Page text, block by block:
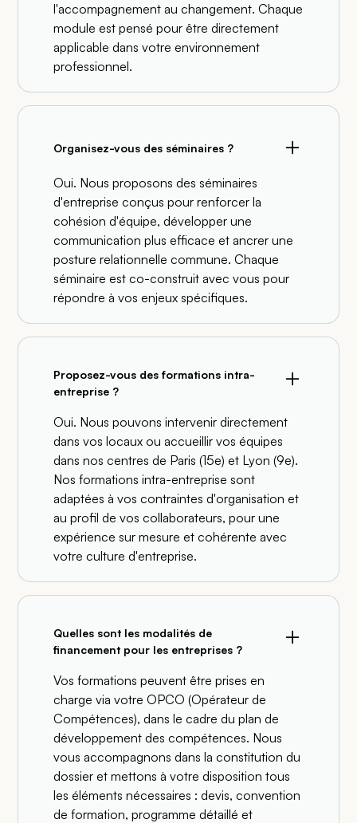
l'accompagnement au changement. Chaque
module est pensé pour être directement
applicable dans votre environnement
professionnel.
Organisez-vous des séminaires ?
Oui. Nous proposons des séminaires
d'entreprise conçus pour renforcer la
cohésion d'équipe, développer une
communication plus efficace et ancrer une
posture relationnelle commune. Chaque
séminaire est co-construit avec vous pour
répondre à vos enjeux spécifiques.
Proposez-vous des formations intra-
entreprise ?
Oui. Nous pouvons intervenir directement
dans vos locaux ou accueillir vos équipes
dans nos centres de Paris (15e) et Lyon (9e).
Nos formations intra-entreprise sont
adaptées à vos contraintes d'organisation et
au profil de vos collaborateurs, pour une
expérience sur mesure et cohérente avec
votre culture d'entreprise.
Quelles sont les modalités de
financement pour les entreprises ?
Vos formations peuvent être prises en
charge via votre OPCO (Opérateur de
Compétences), dans le cadre du plan de
développement des compétences. Nous
vous accompagnons dans la constitution du
dossier et mettons à votre disposition tous
les éléments nécessaires : devis, convention
de formation, programme détaillé et